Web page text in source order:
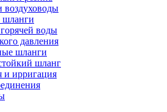
воздуховоды
шланги
воды
давления
шланги
шланг
и ирригация